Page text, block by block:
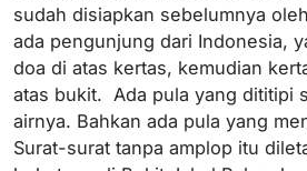
sudah disiapkan sebelumnya
ada pengunjung dari Indonesia,
doa di atas kertas, kemudian
atas bukit. Ada pula yang dititipi
airnya. Bahkan ada pula yang
Surat-surat tanpa amplop itu